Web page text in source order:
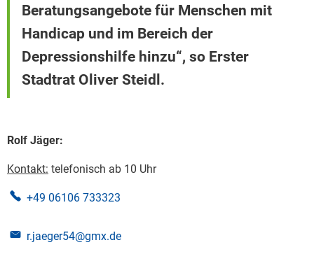
Beratungsangebote für Menschen mit
Handicap und im Bereich der
Depressionshilfe hinzu“, so Erster
Stadtrat Oliver Steidl.
Rolf Jäger:
Kontakt: telefonisch ab 10 Uhr
+49 06106 733323
r.jaeger54@gmx.de